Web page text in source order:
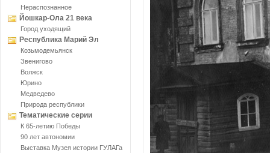
Нераспознанное
Йошкар-Ола 21 века
Город уходящий
Республика Марий Эл
Козьмодемьянск
Звенигово
Волжск
Юрино
Медведево
Природа республики
Тематические серии
К 65-летию Победы
90 лет автономии
Выставка Музея истории ГУЛАГа